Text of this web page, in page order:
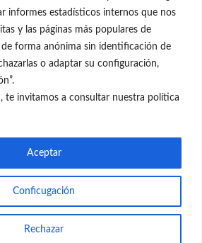
informes estadísticos internos que nos
y las páginas más populares de
forma anónima sin identificación de
o adaptar su configuración,
te invitamos a consultar nuestra política
Conficugación
Rechazar
Aceptar